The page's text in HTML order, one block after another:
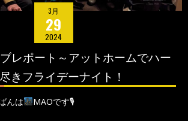
3月
29
2024
レポート～アットホームでハー
きフライデーナイト！
んは MAOです🎙